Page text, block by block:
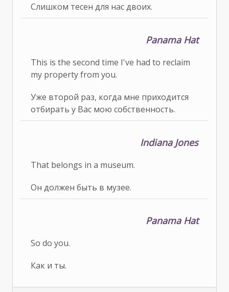
Слишком тесен для нас двоих.
Panama Hat
This is the second time I've had to reclaim
my property from you.
Уже второй раз, когда мне приходится
отбирать у Вас мою собственность.
Indiana Jones
That belongs in a museum.
Он должен быть в музее.
Panama Hat
So do you.
Как и ты.